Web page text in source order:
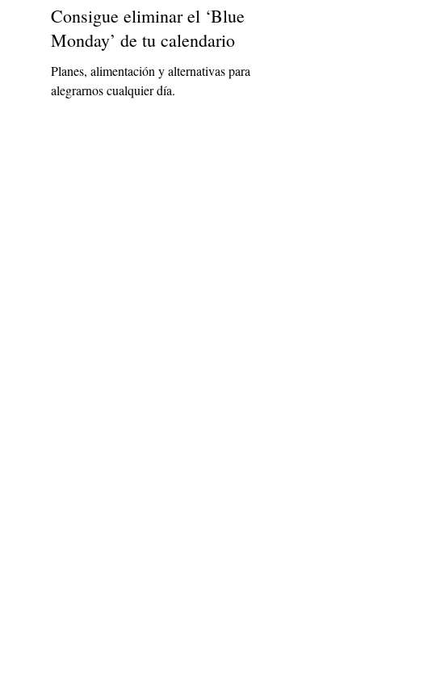
Consigue eliminar el ‘Blue
Monday’ de tu calendario
Planes, alimentación y alternativas para
alegrarnos cualquier día.